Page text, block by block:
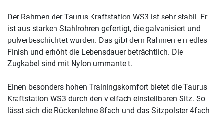
Der Rahmen der Taurus Kraftstation WS3 ist sehr stabil. Er
ist aus starken Stahlrohren gefertigt, die galvanisiert und
pulverbeschichtet wurden. Das gibt dem Rahmen ein edles
Finish und erhöht die Lebensdauer beträchtlich. Die
Zugkabel sind mit Nylon ummantelt.
Einen besonders hohen Trainingskomfort bietet die Taurus
Kraftstation WS3 durch den vielfach einstellbaren Sitz. So
lässt sich die Rückenlehne 8fach und das Sitzpolster 4fach